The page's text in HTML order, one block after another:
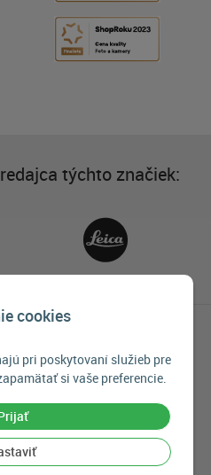
cookies
pri poskytovaní služieb pre
si vaše preferencie.
týchto značiek:
O nás
objednávaní